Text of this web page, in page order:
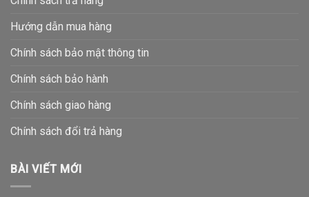
giá
tốt
tại
xuất
với
chất
Hướng dẫn mua hàng
Chính sách bảo mật thông tin
Chính sách bảo hành
Chính sách giao hàng
Chính sách đổi trả hàng
BÀI VIẾT MỚI